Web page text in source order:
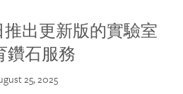
推出更新版的實驗室
鑽石服務
25, 2025